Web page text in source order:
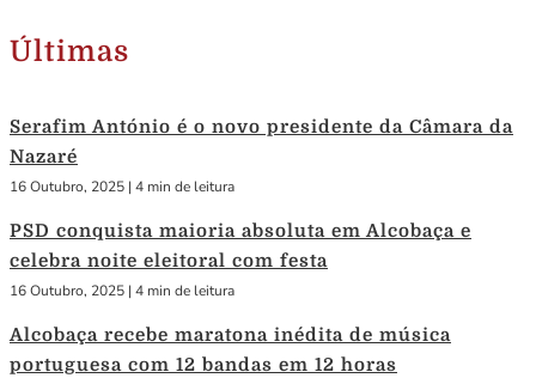
Últimas
Serafim António é o novo presidente da Câmara da
Nazaré
16 Outubro, 2025 | 4 min de leitura
PSD conquista maioria absoluta em Alcobaça e
celebra noite eleitoral com festa
16 Outubro, 2025 | 4 min de leitura
Alcobaça recebe maratona inédita de música
portuguesa com 12 bandas em 12 horas